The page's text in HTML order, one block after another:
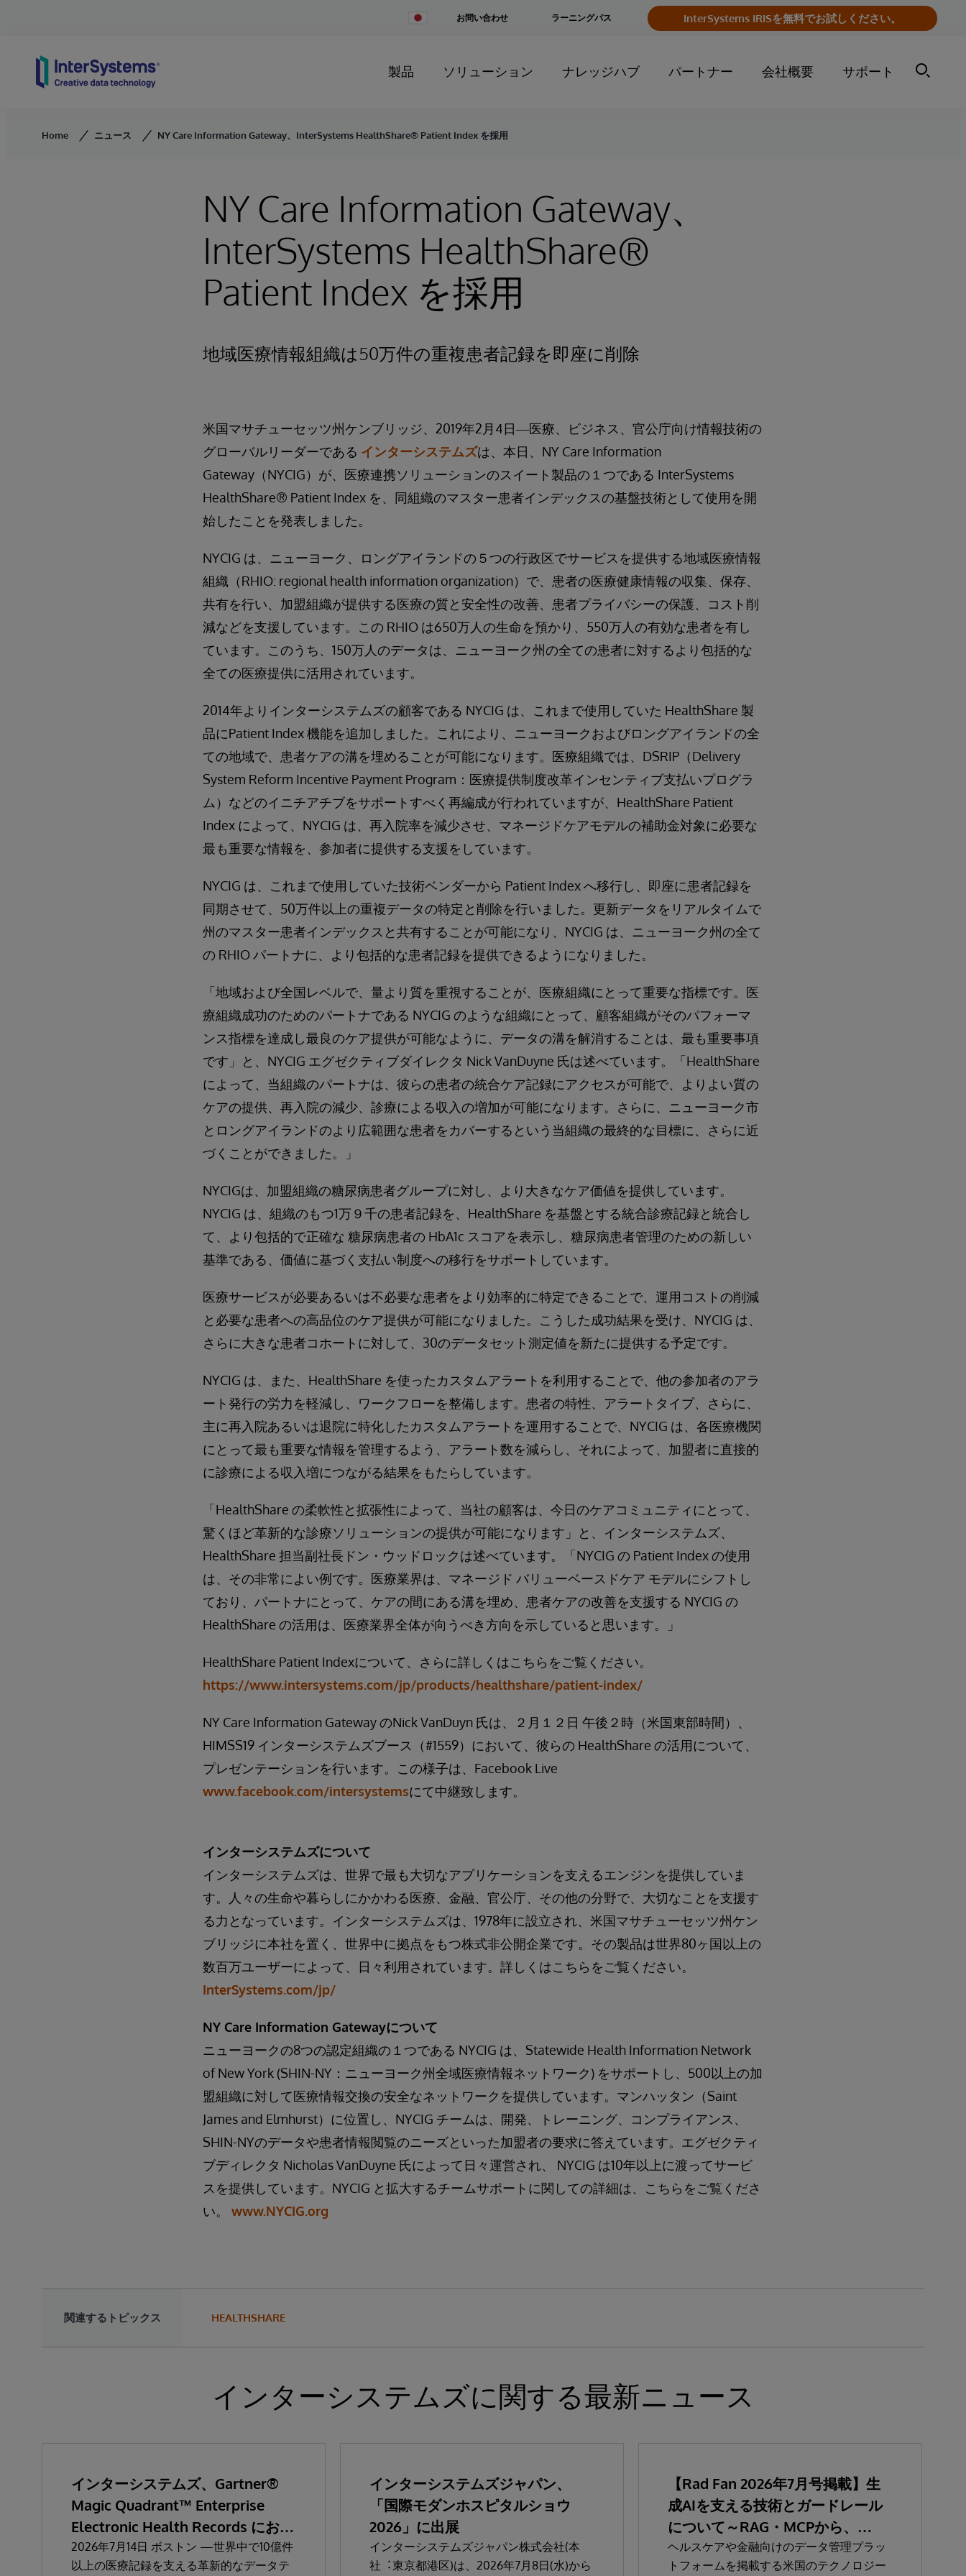
Change
お問い合わせ InterSystems IRISを無料でお試しください。
ラーニングパス
製品 ソリューション ナレッジハブ パートナー 会社概要 サポート
Home ニュース NY Care Information Gateway、InterSystems HealthShare® Patient Index を採用
NY Care Information Gateway、
InterSystems HealthShare®
Patient Index を採用
地域医療情報組織は50万件の重複患者記録を即座に削除
米国マサチューセッツ州ケンブリッジ、2019年2月4日―医療、ビジネス、官公庁向け情報技術の
グローバルリーダーである インターシステムズは、本日、NY Care Information
Gateway（NYCIG）が、医療連携ソリューションのスイート製品の１つである InterSystems
HealthShare® Patient Index を、同組織のマスター患者インデックスの基盤技術として使用を開
始したことを発表しました。
NYCIG は、ニューヨーク、ロングアイランドの５つの行政区でサービスを提供する地域医療情報
組織（RHIO: regional health information organization）で、患者の医療健康情報の収集、保存、
共有を行い、加盟組織が提供する医療の質と安全性の改善、患者プライバシーの保護、コスト削
減などを支援しています。この RHIO は650万人の生命を預かり、550万人の有効な患者を有し
ています。このうち、150万人のデータは、ニューヨーク州の全ての患者に対するより包括的な
全ての医療提供に活用されています。
2014年よりインターシステムズの顧客である NYCIG は、これまで使用していた HealthShare 製
品にPatient Index 機能を追加しました。これにより、ニューヨークおよびロングアイランドの全
ての地域で、患者ケアの溝を埋めることが可能になります。医療組織では、DSRIP（Delivery
System Reform Incentive Payment Program：医療提供制度改革インセンティブ支払いプログラ
ム）などのイニチアチブをサポートすべく再編成が行われていますが、HealthShare Patient
Index によって、NYCIG は、再入院率を減少させ、マネージドケアモデルの補助金対象に必要な
最も重要な情報を、参加者に提供する支援をしています。
NYCIG は、これまで使用していた技術ベンダーから Patient Index へ移行し、即座に患者記録を
同期させて、50万件以上の重複データの特定と削除を行いました。更新データをリアルタイムで
州のマスター患者インデックスと共有することが可能になり、NYCIG は、ニューヨーク州の全て
の RHIO パートナに、より包括的な患者記録を提供できるようになりました。
「地域および全国レベルで、量より質を重視することが、医療組織にとって重要な指標です。医
療組織成功のためのパートナである NYCIG のような組織にとって、顧客組織がそのパフォーマ
ンス指標を達成し最良のケア提供が可能なように、データの溝を解消することは、最も重要事項
です」と、NYCIG エグゼクティブダイレクタ Nick VanDuyne 氏は述べています。「HealthShare
によって、当組織のパートナは、彼らの患者の統合ケア記録にアクセスが可能で、よりよい質の
ケアの提供、再入院の減少、診療による収入の増加が可能になります。さらに、ニューヨーク市
とロングアイランドのより広範囲な患者をカバーするという当組織の最終的な目標に、さらに近
づくことができました。」
NYCIGは、加盟組織の糖尿病患者グループに対し、より大きなケア価値を提供しています。
NYCIG は、組織のもつ1万９千の患者記録を、HealthShare を基盤とする統合診療記録と統合し
て、より包括的で正確な 糖尿病患者の HbA1c スコアを表示し、糖尿病患者管理のための新しい
基準である、価値に基づく支払い制度への移行をサポートしています。
医療サービスが必要あるいは不必要な患者をより効率的に特定できることで、運用コストの削減
と必要な患者への高品位のケア提供が可能になりました。こうした成功結果を受け、NYCIG は、
さらに大きな患者コホートに対して、30のデータセット測定値を新たに提供する予定です。
NYCIG は、また、HealthShare を使ったカスタムアラートを利用することで、他の参加者のアラ
ート発行の労力を軽減し、ワークフローを整備します。患者の特性、アラートタイプ、さらに、
主に再入院あるいは退院に特化したカスタムアラートを運用することで、NYCIG は、各医療機関
にとって最も重要な情報を管理するよう、アラート数を減らし、それによって、加盟者に直接的
に診療による収入増につながる結果をもたらしています。
「HealthShare の柔軟性と拡張性によって、当社の顧客は、今日のケアコミュニティにとって、
驚くほど革新的な診療ソリューションの提供が可能になります」と、インターシステムズ、
HealthShare 担当副社長ドン・ウッドロックは述べています。「NYCIG の Patient Index の使用
は、その非常によい例です。医療業界は、マネージド バリューベースドケア モデルにシフトし
ており、パートナにとって、ケアの間にある溝を埋め、患者ケアの改善を支援する NYCIG の
HealthShare の活用は、医療業界全体が向うべき方向を示していると思います。」
HealthShare Patient Indexについて、さらに詳しくはこちらをご覧ください。
https://www.intersystems.com/jp/products/healthshare/patient-index/
NY Care Information Gateway のNick VanDuyn 氏は、２月１２日 午後２時（米国東部時間）、
HIMSS19 インターシステムズブース（#1559）において、彼らの HealthShare の活用について、
プレゼンテーションを行います。この様子は、Facebook Live
www.facebook.com/intersystemsにて中継致します。
インターシステムズについて
インターシステムズは、世界で最も大切なアプリケーションを支えるエンジンを提供していま
す。人々の生命や暮らしにかかわる医療、金融、官公庁、その他の分野で、大切なことを支援す
る力となっています。インターシステムズは、1978年に設立され、米国マサチューセッツ州ケン
ブリッジに本社を置く、世界中に拠点をもつ株式非公開企業です。その製品は世界80ヶ国以上の
数百万ユーザーによって、日々利用されています。詳しくはこちらをご覧ください。
InterSystems.com/jp/
NY Care Information Gatewayについて
ニューヨークの8つの認定組織の１つである NYCIG は、Statewide Health Information Network
of New York (SHIN-NY：ニューヨーク州全域医療情報ネットワーク) をサポートし、500以上の加
盟組織に対して医療情報交換の安全なネットワークを提供しています。マンハッタン（Saint
James and Elmhurst）に位置し、NYCIG チームは、開発、トレーニング、コンプライアンス、
SHIN-NYのデータや患者情報閲覧のニーズといった加盟者の要求に答えています。エグゼクティ
ブディレクタ Nicholas VanDuyne 氏によって日々運営され、 NYCIG は10年以上に渡ってサービ
スを提供しています。NYCIG と拡大するチームサポートに関しての詳細は、こちらをご覧くださ
い。 www.NYCIG.org
関連するトピックス HEALTHSHARE
インターシステムズに関する最新ニュース
インターシステムズ、Gartner®
Magic Quadrant™ Enterprise
Electronic Health Records におい
て「リーダー」と評価される
2026年7月14日 ボストン —世界中で10億件
以上の医療記録を支える革新的なデータテ
インターシステムズジャパン、
「国際モダンホスピタルショウ
2026」に出展
インターシステムズジャパン株式会社(本
社︓東京都港区)は、2026年7⽉8⽇(⽔)から
【Rad Fan 2026年7月号掲載】生
成AIを支える技術とガードレール
について～RAG・MCPから、
SaMD認証、関連法規まで～
ヘルスケアや金融向けのデータ管理プラッ
トフォームを掲載する米国のテクノロジー